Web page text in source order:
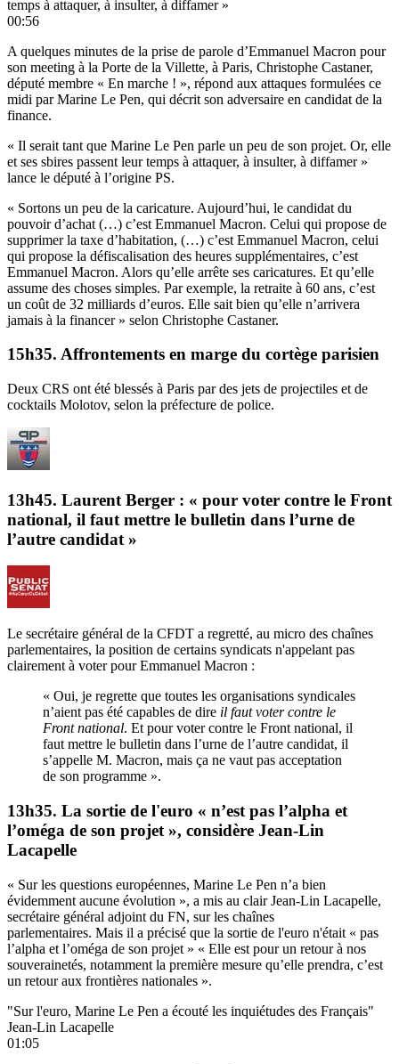
temps à attaquer, à insulter, à diffamer »
00:56
A quelques minutes de la prise de parole d’Emmanuel Macron pour
son meeting à la Porte de la Villette, à Paris, Christophe Castaner,
député membre « En marche ! », répond aux attaques formulées ce
midi par Marine Le Pen, qui décrit son adversaire en candidat de la
finance.
« Il serait tant que Marine Le Pen parle un peu de son projet. Or, elle
et ses sbires passent leur temps à attaquer, à insulter, à diffamer »
lance le député à l’origine PS.
« Sortons un peu de la caricature. Aujourd’hui, le candidat du
pouvoir d’achat (…) c’est Emmanuel Macron. Celui qui propose de
supprimer la taxe d’habitation, (…) c’est Emmanuel Macron, celui
qui propose la défiscalisation des heures supplémentaires, c’est
Emmanuel Macron. Alors qu’elle arrête ses caricatures. Et qu’elle
assume des choses simples. Par exemple, la retraite à 60 ans, c’est
un coût de 32 milliards d’euros. Elle sait bien qu’elle n’arrivera
jamais à la financer » selon Christophe Castaner.
15h35. Affrontements en marge du cortège parisien
Deux CRS ont été blessés à Paris par des jets de projectiles et de
cocktails Molotov, selon la préfecture de police.
13h45. Laurent Berger : « pour voter contre le Front
national, il faut mettre le bulletin dans l’urne de
l’autre candidat »
Le secrétaire général de la CFDT a regretté, au micro des chaînes
parlementaires, la position de certains syndicats n'appelant pas
clairement à voter pour Emmanuel Macron :
« Oui, je regrette que toutes les organisations syndicales
n’aient pas été capables de dire il faut voter contre le
Front national. Et pour voter contre le Front national, il
faut mettre le bulletin dans l’urne de l’autre candidat, il
s’appelle M. Macron, mais ça ne vaut pas acceptation
de son programme ».
13h35. La sortie de l'euro « n’est pas l’alpha et
l’oméga de son projet », considère Jean-Lin
Lacapelle
« Sur les questions européennes, Marine Le Pen n’a bien
évidemment aucune évolution », a mis au clair Jean-Lin Lacapelle,
secrétaire général adjoint du FN, sur les chaînes
parlementaires. Mais il a précisé que la sortie de l'euro n'était « pas
l’alpha et l’oméga de son projet » « Elle est pour un retour à nos
souverainetés, notamment la première mesure qu’elle prendra, c’est
un retour aux frontières nationales ».
"Sur l'euro, Marine Le Pen a écouté les inquiétudes des Français"
Jean-Lin Lacapelle
01:05